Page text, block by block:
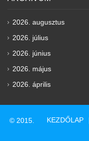
2026. augusztus
2026. július
2026. június
2026. május
2026. április
© 2015. KEZDŐLAP